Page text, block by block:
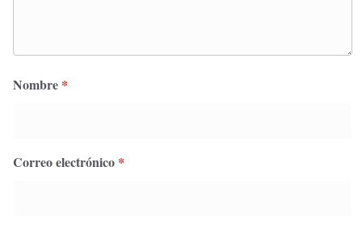
Nombre *
Correo electrónico *